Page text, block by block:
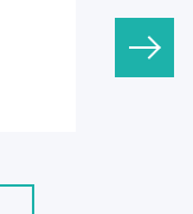
ОДВ-60С
УФ-